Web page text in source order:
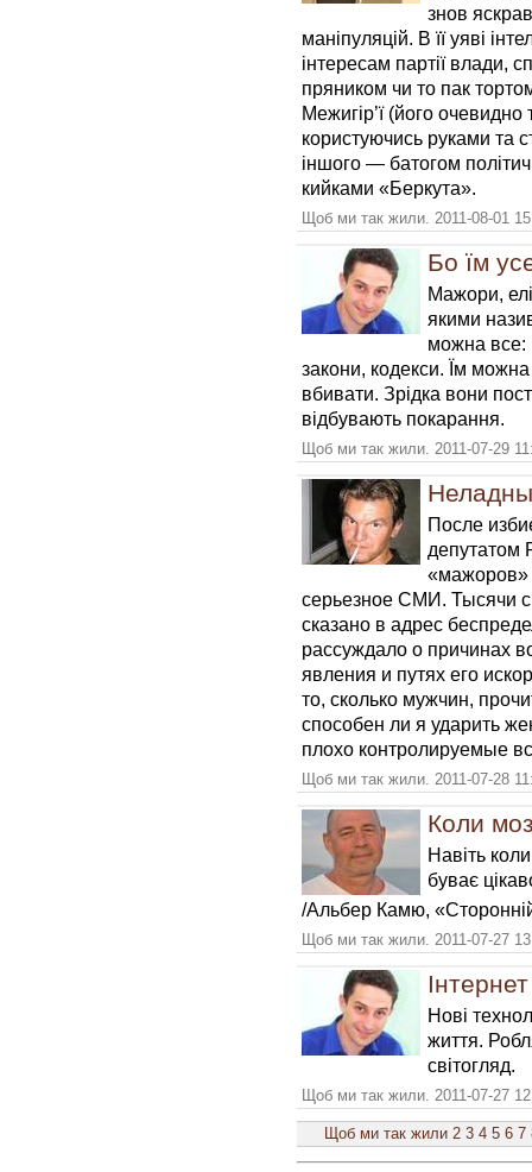
знов
маніпуляцій. В її уяві
інтересам партії влади,
пряником чи то пак
Межигір’ї (його
користуючись руками та
іншого — батогом
кийками «Беркута».
Щоб ми так жили. 2011-08-01
Бо їм
Мажори,
якими
можна все:
закони, кодекси. Їм
вбивати. Зрідка вони
відбувають покарання.
Щоб ми так жили. 2011-07-29
После
депутатом
«мажоров»
серьезное СМИ. Тысячи
сказано в адрес
рассуждало о причинах
явления и путях его
то, сколько мужчин,
способен ли я ударить
плохо контролируемые
Щоб ми так жили. 2011-07-28
Коли
Навіть
буває
/Альбер Камю,
Щоб ми так жили. 2011-07-27
Нові
життя.
світогляд.
Щоб ми так жили. 2011-07-27
Щоб ми так жили 2 3 4 5 6 7